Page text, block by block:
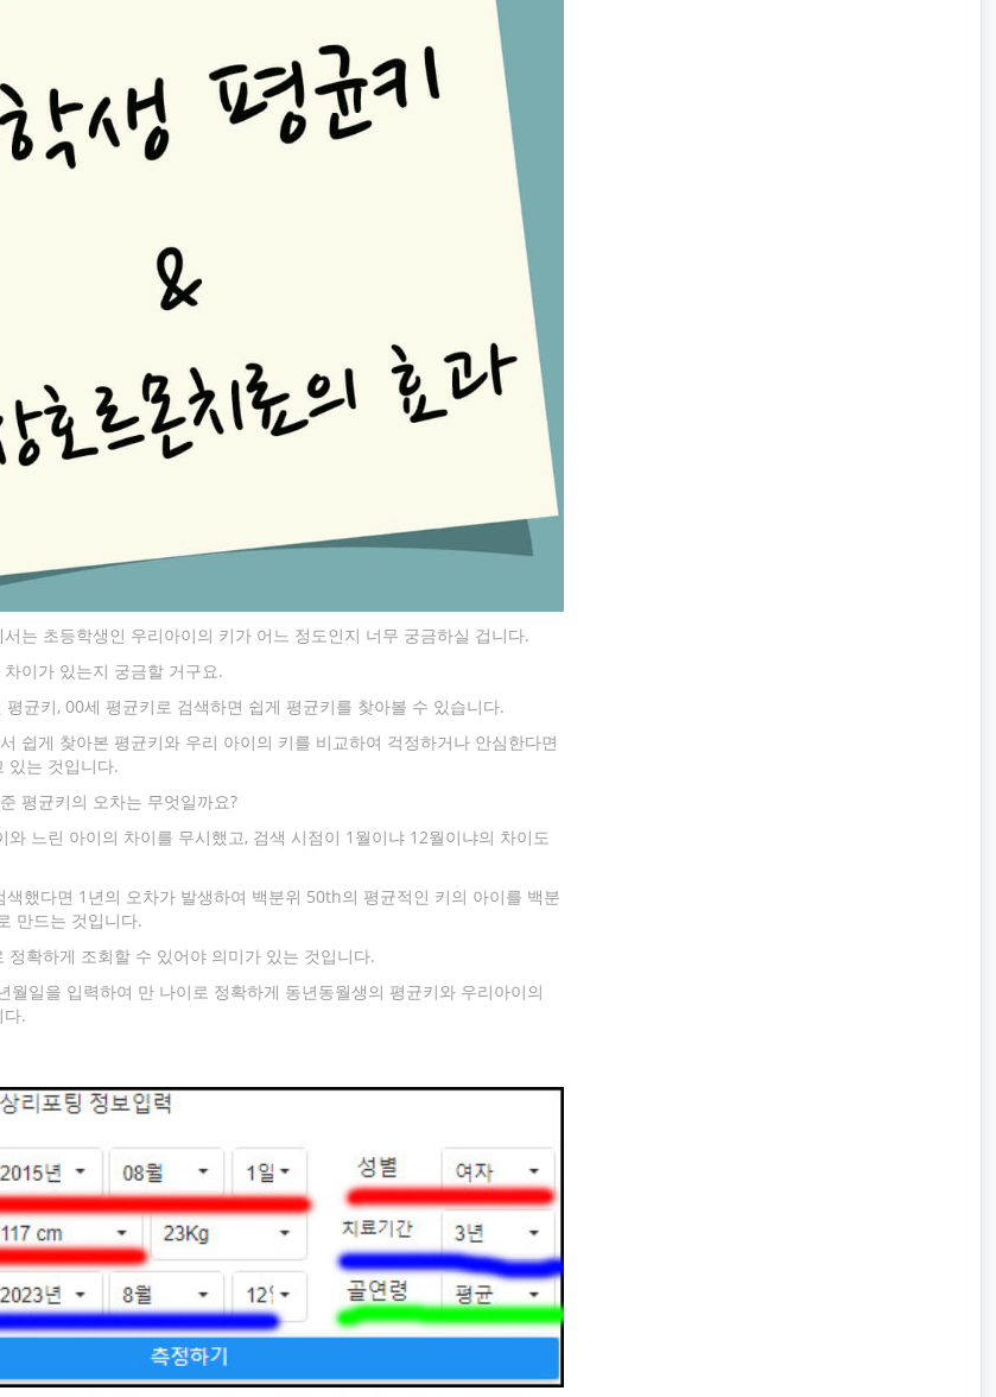
는 초등학생인 우리아이의 키가 어느 정도인지 너무 궁금하실 겁니다.
이가 있는지 궁금할 거구요.
균키, 00세 평균키로 검색하면 쉽게 평균키를 찾아볼 수 있습니다.
쉽게 찾아본 평균키와 우리 아이의 키를 비교하여 걱정하거나 안심한다면
있는 것입니다.
평균키의 오차는 무엇일까요?
와 느린 아이의 차이를 무시했고, 검색 시점이 1월이냐 12월이냐의 차이도
했다면 1년의 오차가 발생하여 백분위 50th의 평균적인 키의 아이를 백분
만드는 것입니다.
정확하게 조회할 수 있어야 의미가 있는 것입니다.
월일을 입력하여 만 나이로 정확하게 동년동월생의 평균키와 우리아이의
다.